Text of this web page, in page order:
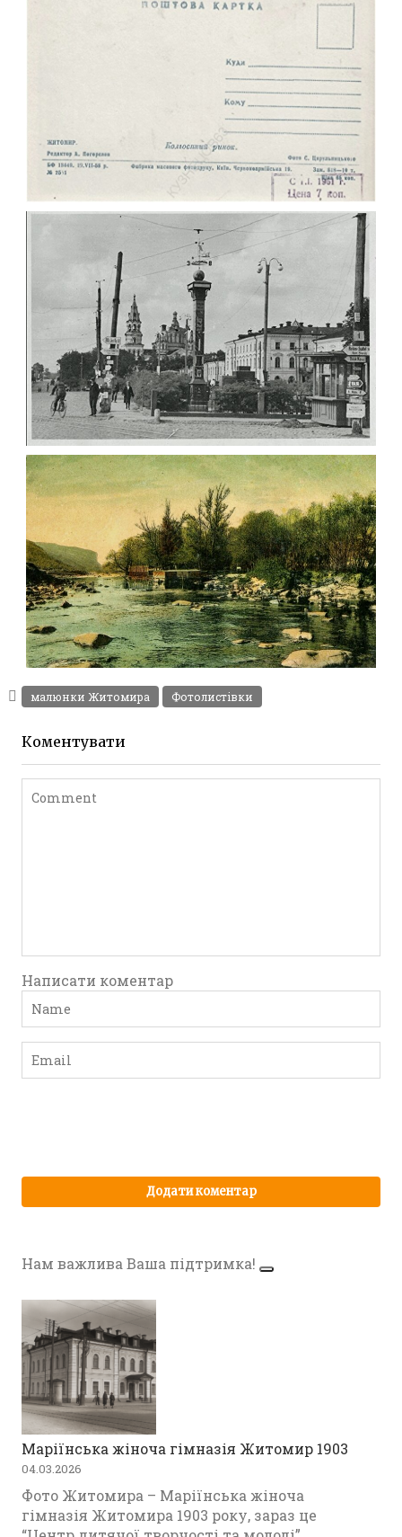
КОЛГОСПНИЙ РИНОК ЖИТОМИРА У 1958
Фото Житомир (1945-
1960)
Leave a comment
СЕРІЯ ФОТО – ЦЕНТР ЖИТОМИРА В РОКИ
2-Ї СВІТОВОЇ ВІЙНИ (ДОРОЖНІ
ВКАЗІВНИКИ)
Фото Житомира періоду
Другої світової війни
Leave a comment
ОСТРІВ НА ТЕТЕРІВІ НА ЛИСТІВЦІ
ЖИТОМИР
Фото Житомира період
до 1917 року
малюнки Житомира Фотолистівки
Коментувати
Написати коментар
Нам важлива Ваша підтримка!
Маріїнська жіноча гімназія Житомир 1903
04.03.2026
Фото Житомира – Маріїнська жіноча
гімназія Житомира 1903 року, зараз це